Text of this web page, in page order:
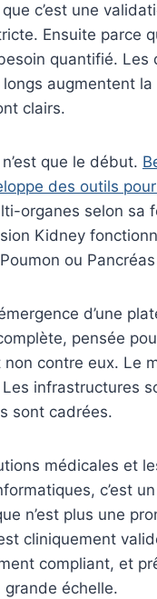
c’est une
Ensuite parce
quantifié. Les
augmentent
clairs.
que le début.
des outils pour
organes selon sa
Kidney
ou Pancréas
d’une
pensée
non contre eux. Le
infrastructures
sont cadrées.
médicales et
c’est
n’est plus une
cliniquement
compliant, et
échelle.